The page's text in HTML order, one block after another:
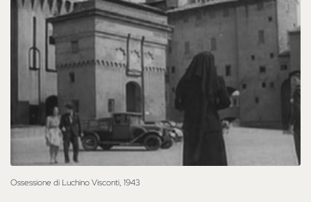
Ossessione di Luchino Visconti, 1943